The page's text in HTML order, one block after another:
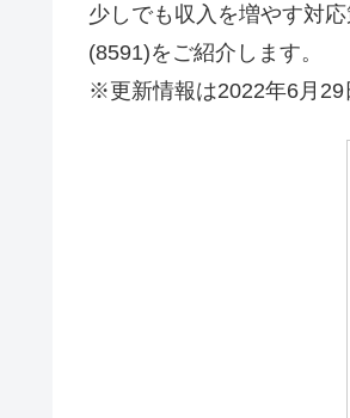
少しでも収入を増やす対
(8591)をご紹介します。
※更新情報は2022年6月29